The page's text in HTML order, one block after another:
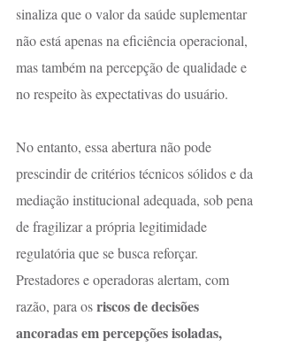
sinaliza que o valor da saúde suplementar
não está apenas na eficiência operacional,
mas também na percepção de qualidade e
no respeito às expectativas do usuário.
No entanto, essa abertura não pode
prescindir de critérios técnicos sólidos e da
mediação institucional adequada, sob pena
de fragilizar a própria legitimidade
regulatória que se busca reforçar.
Prestadores e operadoras alertam, com
razão, para os riscos de decisões
ancoradas em percepções isoladas,